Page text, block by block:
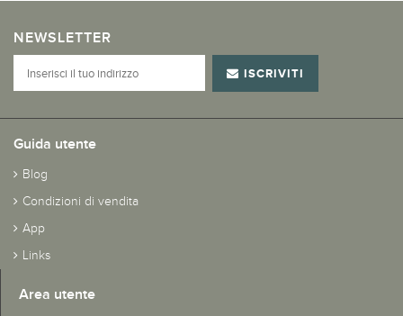
NEWSLETTER
ISCRIVITI
Guida utente
Blog
Condizioni di vendita
App
Links
Area utente